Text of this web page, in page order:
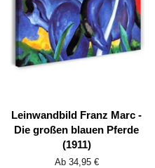
Leinwandbild Franz Marc -
Die großen blauen Pferde
(1911)
Ab 34,95 €